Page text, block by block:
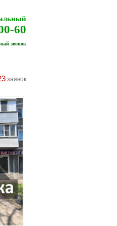
60
звонок
заявок